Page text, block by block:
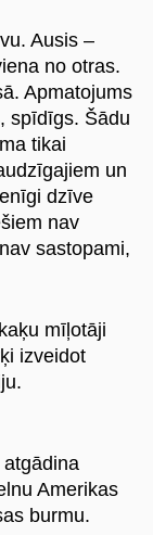
Ausis –
no otras.
Apmatojums
spīdīgs. Šādu
tikai
un
dzīve
nav
sastopami,
mīļotāji
izveidot
Amerikas
burmu.